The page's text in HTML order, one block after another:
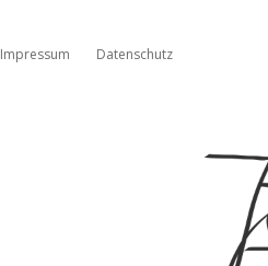
Impressum Datenschutz